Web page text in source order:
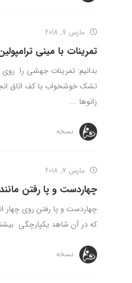
مارس 7, 2018
تمرینات با مینی
بدانیم: تمرینات جهشی را
تشک خوشخواب یا کف اتاق
زانوها ...
نسخه
مارس 7, 2018
چهاردست و پا رفتن
چهاردست و پا رفتن روی
که در آن شاهد یکپارچگی
نسخه